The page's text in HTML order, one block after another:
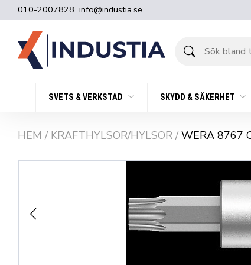
010-2007828 info@industia.se
bland
SVETS & VERKSTAD SKYDD & SÄKERHET
HEM / KRAFTHYLSOR/HYLSOR / WERA 8767